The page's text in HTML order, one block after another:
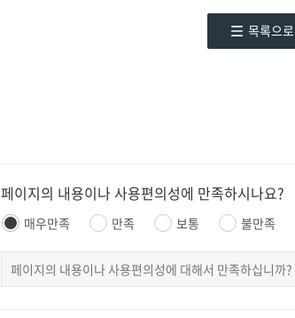
목록으로
페이지의 내용이나 사용편의성에 만족하시나요?
매우만족 만족 보통 불만족